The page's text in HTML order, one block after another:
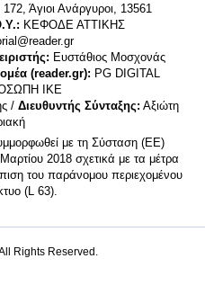
Άγιοι Ανάργυροι, 13561
ΚΕΦΟΔΕ ΑΤΤΙΚΗΣ
Ευστάθιος Μοσχονάς
(reader.gr): PG DIGITAL
ΙΚΕ
/ Διευθυντής Σύνταξης: Αξιώτη
με τη Σύσταση (ΕΕ)
2018 σχετικά με τα μέτρα
του παράνομου περιεχομένου
(L 63).
Rights Reserved.